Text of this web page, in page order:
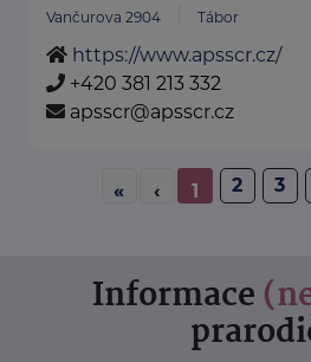
Vančurova 2904 Tábor
https://www.apsscr.cz/
+420 381 213 332
apsscr@apsscr.cz
« ‹ 1 2 3
Informace